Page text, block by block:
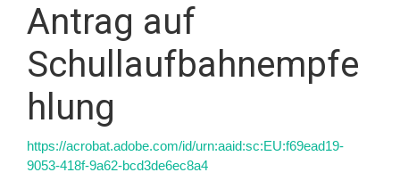
Antrag auf
Schullaufbahnempfe
hlung
https://acrobat.adobe.com/id/urn:aaid:sc:EU:f69ead19-
9053-418f-9a62-bcd3de6ec8a4